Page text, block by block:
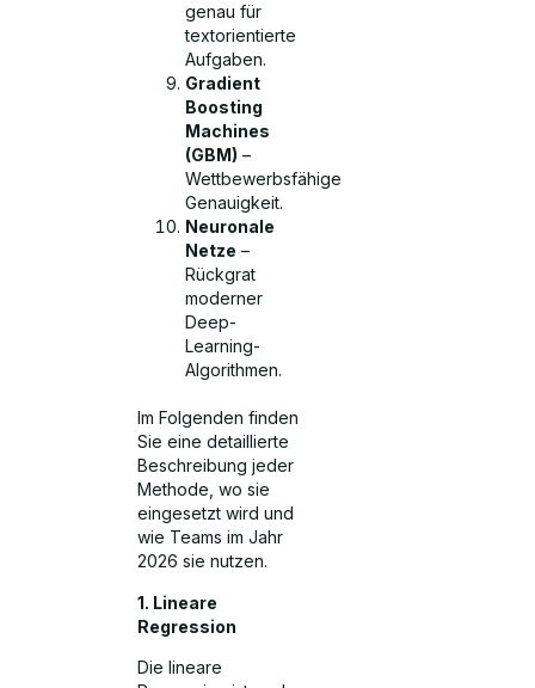
genau für
textorientierte
Aufgaben.
Gradient
Boosting
Machines
(GBM) –
Wettbewerbsfähige
Genauigkeit.
Neuronale
Netze –
Rückgrat
moderner
Deep-
Learning-
Algorithmen.
Im Folgenden finden
Sie eine detaillierte
Beschreibung jeder
Methode, wo sie
eingesetzt wird und
wie Teams im Jahr
2026 sie nutzen.
1. Lineare
Regression
Die lineare